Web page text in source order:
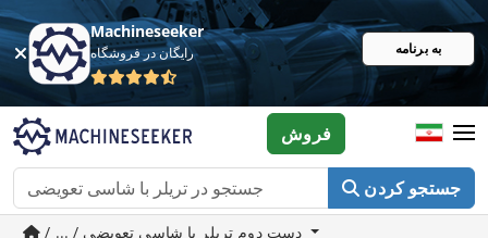
Machineseeker
رایگان در فروشگاه به برنامه
جستجو کردن
فروش